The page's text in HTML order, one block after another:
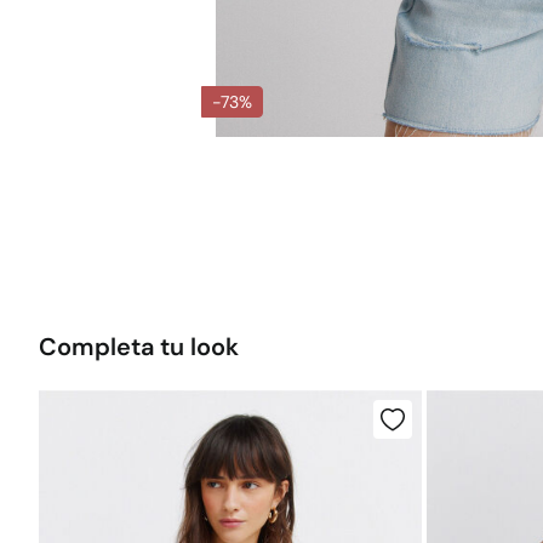
-73%
Completa tu look